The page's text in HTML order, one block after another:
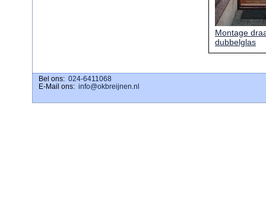
Montage
dubbelglas
download ig stories
Bel ons: 024-6411068
E-Mail ons: info@okbreijnen.nl